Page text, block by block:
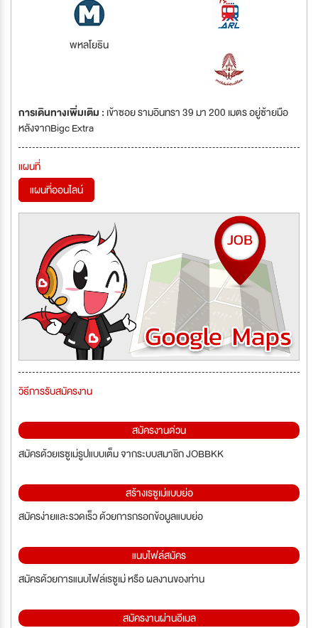
พหลโยธิน
การเดินทางเพิ่มเติม : เข้าซอย รามอินทรา 39 มา 200 เมตร อยู่ซ้ายมือ
หลังจากBigc Extra
แผนที่
แผนที่ออนไลน์
วิธีการรับสมัครงาน
สมัครงานด่วน
สมัครด้วยเรซูเม่รูปแบบเต็ม จากระบบสมาชิก JOBBKK
สร้างเรซูเม่แบบย่อ
สมัครง่ายและรวดเร็ว ด้วยการกรอกข้อมูลแบบย่อ
แนบไฟล์สมัคร
สมัครด้วยการแนบไฟล์เรซูเม่ หรือ ผลงานของท่าน
สมัครงานผ่านอีเมล